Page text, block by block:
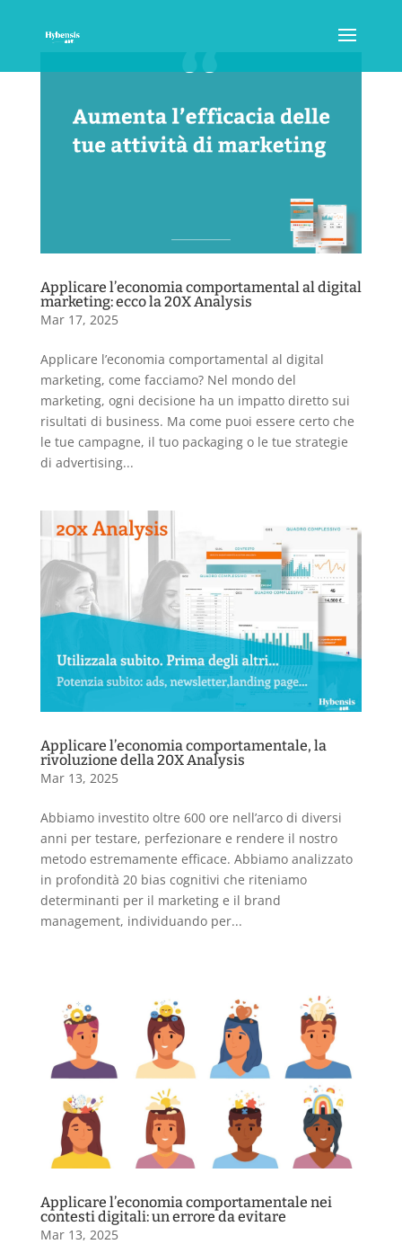
Applicare l’economia comportamental al digital
marketing: ecco la 20X Analysis
Mar 17, 2025
Applicare l’economia comportamental al digital
marketing, come facciamo? Nel mondo del
marketing, ogni decisione ha un impatto diretto sui
risultati di business. Ma come puoi essere certo che
le tue campagne, il tuo packaging o le tue strategie
di advertising...
Applicare l’economia comportamentale, la
rivoluzione della 20X Analysis
Mar 13, 2025
Abbiamo investito oltre 600 ore nell’arco di diversi
anni per testare, perfezionare e rendere il nostro
metodo estremamente efficace. Abbiamo analizzato
in profondità 20 bias cognitivi che riteniamo
determinanti per il marketing e il brand
management, individuando per...
Applicare l’economia comportamentale nei
contesti digitali: un errore da evitare
Mar 13, 2025